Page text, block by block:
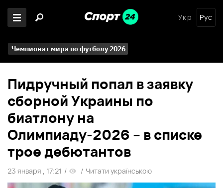
Укр Рус
Чемпионат мира по футболу 2026
Пидручный попал в заявку
сборной Украины по
биатлону на
Олимпиаду-2026 – в списке
трое дебютантов
23 января , 17:21 / / Читати українською